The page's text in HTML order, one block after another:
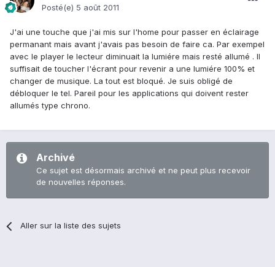
Posté(e) 5 août 2011
J'ai une touche que j'ai mis sur l'home pour passer en éclairage
permanant mais avant j'avais pas besoin de faire ca. Par exempel
avec le player le lecteur diminuait la lumiére mais resté allumé . Il
suffisait de toucher l'écrant pour revenir a une lumiére 100% et
changer de musique. La tout est bloqué. Je suis obligé de
débloquer le tel. Pareil pour les applications qui doivent rester
allumés type chrono.
Archivé
Ce sujet est désormais archivé et ne peut plus recevoir
de nouvelles réponses.
Aller sur la liste des sujets